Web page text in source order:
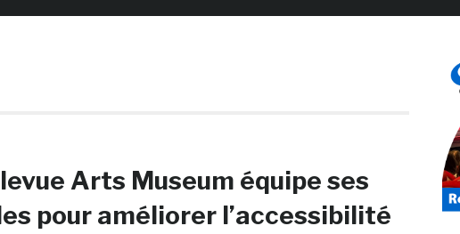
Arts Museum équipe ses
pour améliorer l’accessibilité